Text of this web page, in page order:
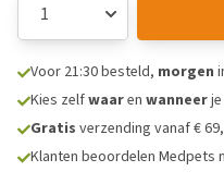
Voor 21:30 besteld, morgen
Kies zelfwaaren wanneer
Gratis verzending vanaf €
Klanten beoordelen Medpets